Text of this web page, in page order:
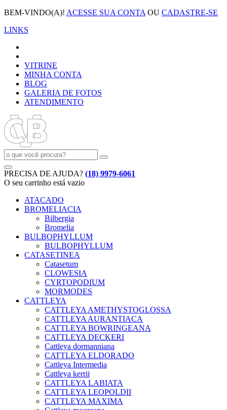
BEM-VINDO(A)! ACESSE SUA CONTA OU CADASTRE-SE
LINKS
VITRINE
MINHA CONTA
BLOG
GALERIA DE FOTOS
ATENDIMENTO
PRECISA DE AJUDA? (18) 9979-6061
O seu carrinho está vazio
ATACADO
BROMELIACIA
Bilbergia
Bromelia
BULBOPHYLLUM
BULBOPHYLLUM
CATASETINEA
Catasetum
CLOWESIA
CYRTOPODIUM
MORMODES
CATTLEYA
CATTLEYA AMETHYSTOGLOSSA
CATTLEYA AURANTIACA
CATTLEYA BOWRINGEANA
CATTLEYA DECKERI
Cattleya dormanniana
CATTLEYA ELDORADO
Cattleya Intermedia
Cattleya kerrii
CATTLEYA LABIATA
CATTLEYA LEOPOLDII
CATTLEYA MAXIMA